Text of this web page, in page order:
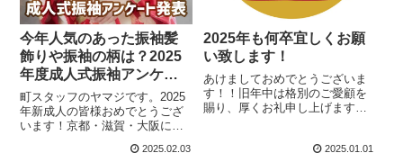
今年人気のあった振袖髪
飾りや振袖の柄は？2025
年度成人式振袖アンケー
ト発表☆
町スタッフのヤマジです。2025
年新成人の皆様おめでとうござ
います！京都・滋賀・大阪に
た、素敵な振袖姿・袴姿の皆様
2025.02.03
2025年も何卒宜しくお願
い致します！
あけましておめでとうございま
す！！旧年中は格別のご愛顧を
賜り、厚くお礼申し上げます。
始営業のお知らせ】いつも京都
2025.01.01